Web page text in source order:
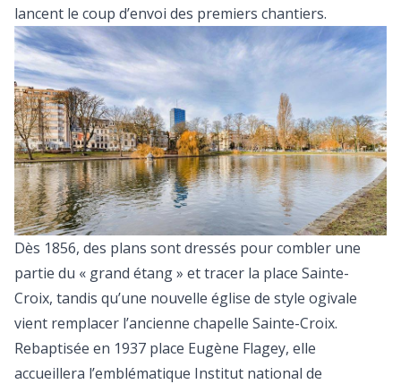
lancent le coup d’envoi des premiers chantiers.
Dès 1856, des plans sont dressés pour combler une
partie du « grand étang » et tracer la place Sainte-
Croix, tandis qu’une nouvelle église de style ogivale
vient remplacer l’ancienne chapelle Sainte-Croix.
Rebaptisée en 1937 place Eugène Flagey, elle
accueillera l’emblématique Institut national de